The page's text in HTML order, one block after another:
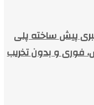
پیش ساخته پلی
فوری و بدون تخریب